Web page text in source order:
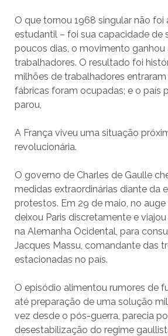
O que tornou 1968 singular não
estudantil – foi sua capacidade de
poucos dias, o movimento ganhou
trabalhadores. O resultado foi
milhões de trabalhadores entraram
fábricas foram ocupadas; e o país
parou,
A França viveu uma situação
revolucionária.
O governo de Charles de Gaulle
medidas extraordinárias diante da
protestos. Em 29 de maio, no auge
deixou Paris discretamente e
na Alemanha Ocidental, para
Jacques Massu, comandante das
estacionadas no país.
O episódio alimentou rumores de
até preparação de uma solução
vez desde o pós-guerra, parecia
desestabilização do regime